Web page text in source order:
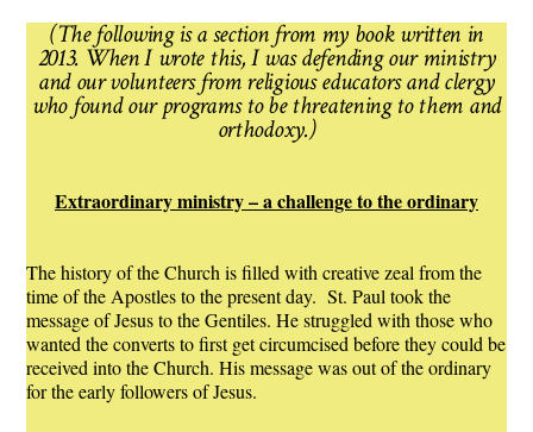
(The following is a section from my book written in
2013. When I wrote this, I was defending our ministry
and our volunteers from religious educators and clergy
who found our programs to be threatening to them and
orthodoxy.)
Extraordinary ministry – a challenge to the ordinary
The history of the Church is filled with creative zeal from the
time of the Apostles to the present day. St. Paul took the
message of Jesus to the Gentiles. He struggled with those who
wanted the converts to first get circumcised before they could be
received into the Church. His message was out of the ordinary
for the early followers of Jesus.